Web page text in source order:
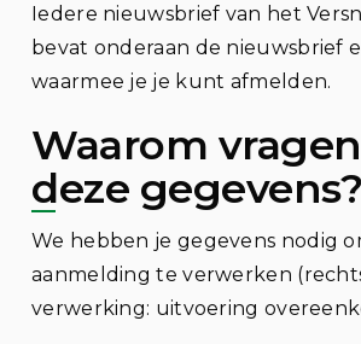
Iedere nieuwsbrief van het
bevat onderaan de nieuwsbrief
waarmee je je kunt afmelden.
Waarom
deze gegevens?
We hebben je gegevens nodig
aanmelding te verwerken
verwerking: uitvoering